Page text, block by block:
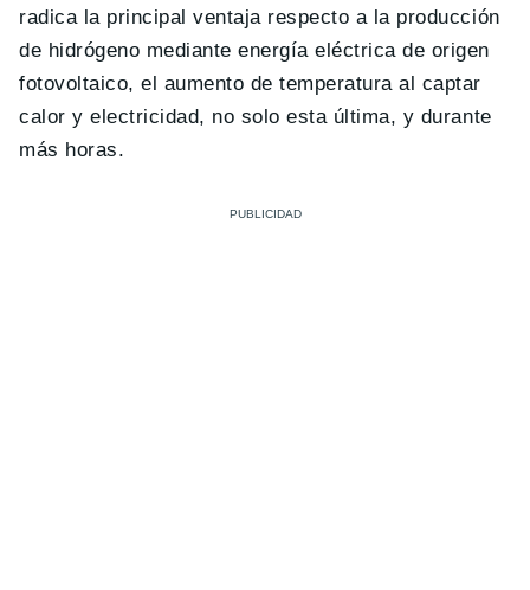
radica la principal ventaja respecto a la producción
de hidrógeno mediante energía eléctrica de origen
fotovoltaico, el aumento de temperatura al captar
calor y electricidad, no solo esta última, y durante
más horas.